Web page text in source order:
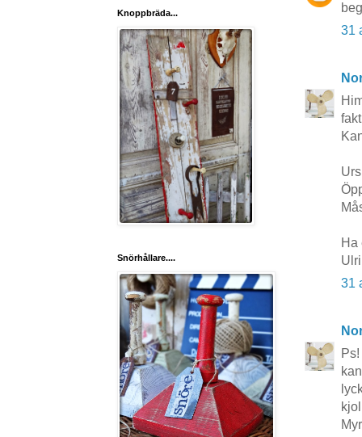
31
Ha
31
Knoppbräda...
Snörhållare....